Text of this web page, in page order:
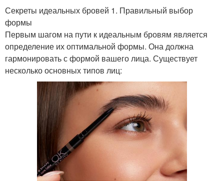
Секреты идеальных бровей 1. Правильный выбор
формы
Первым шагом на пути к идеальным бровям является
определение их оптимальной формы. Она должна
гармонировать с формой вашего лица. Существует
несколько основных типов лиц: